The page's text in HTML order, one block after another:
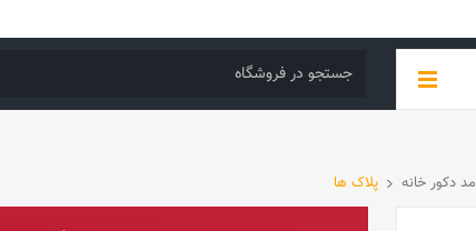
مد دکور خانه پلاک ها